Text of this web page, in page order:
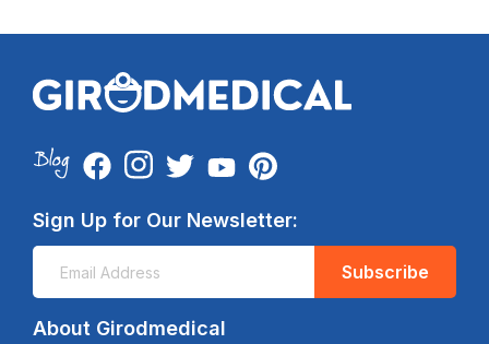
Sign Up for Our Newsletter:
Subscribe
About Girodmedical